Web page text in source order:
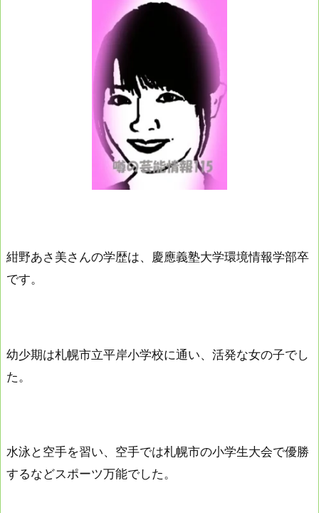
紺野あさ美さんの学歴は、慶應義塾大学環境情報学部卒
です。
幼少期は札幌市立平岸小学校に通い、活発な女の子でし
た。
水泳と空手を習い、空手では札幌市の小学生大会で優勝
するなどスポーツ万能でした。